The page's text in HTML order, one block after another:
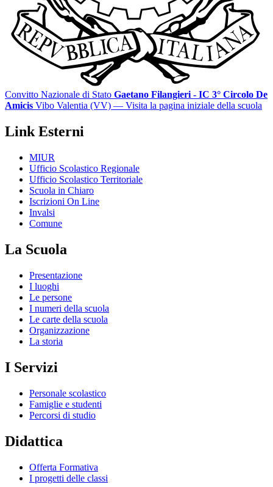
Convitto Nazionale di Stato Gaetano Filangieri - IC 3° Circolo De
Amicis Vibo Valentia (VV) — Visita la pagina iniziale della scuola
Link Esterni
MIUR
Ufficio Scolastico Regionale
Ufficio Scolastico Territoriale
Scuola in Chiaro
Iscrizioni On Line
Invalsi
Comune
La Scuola
Presentazione
I luoghi
Le persone
I numeri della scuola
Le carte della scuola
Organizzazione
La storia
I Servizi
Personale scolastico
Famiglie e studenti
Percorsi di studio
Didattica
Offerta Formativa
I progetti delle classi